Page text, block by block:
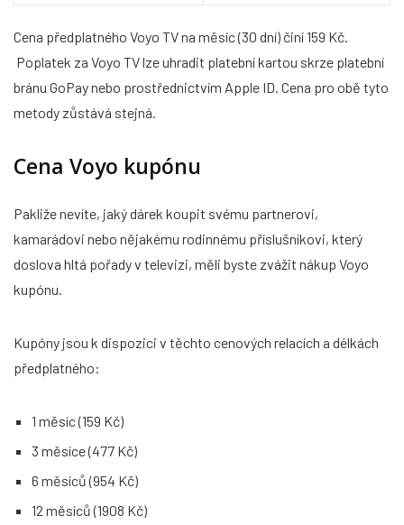
Cena předplatného Voyo TV na měsíc (30 dní) činí 159 Kč.
Poplatek za Voyo TV lze uhradit platební kartou skrze platební
bránu GoPay nebo prostřednictvím Apple ID. Cena pro obě tyto
metody zůstává stejná.
Cena Voyo kupónu
Pakliže nevíte, jaký dárek koupit svému partnerovi,
kamarádovi nebo nějakému rodinnému příslušníkovi, který
doslova hltá pořady v televizi, měli byste zvážit nákup Voyo
kupónu.
Kupóny jsou k dispozici v těchto cenových relacích a délkách
předplatného:
1 měsíc (159 Kč)
3 měsíce (477 Kč)
6 měsíců (954 Kč)
12 měsíců (1908 Kč)